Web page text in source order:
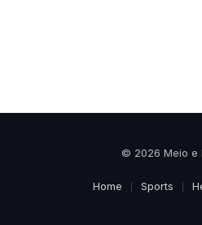
© 2026 Meio e
Home Sports